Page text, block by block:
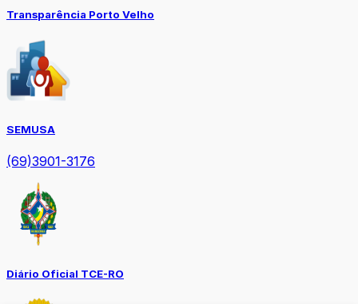
Transparência Porto Velho
SEMUSA
(69)3901-3176
Diário Oficial TCE-RO